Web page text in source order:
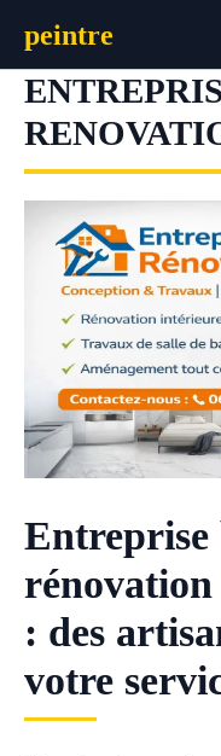
contenu
peintre
Entreprise
rénovation
: des
votre